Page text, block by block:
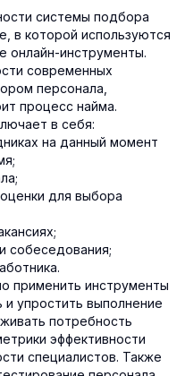
системы подбора
в которой используются
онлайн-инструменты.
современных
персонала,
процесс найма.
в себя:
на данный момент
для выбора
собеседования;
применить инструменты
и упростить выполнение
потребность
эффективности
специалистов. Также